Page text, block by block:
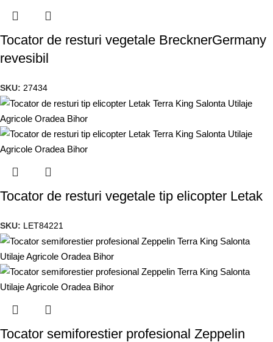
Tocator de resturi vegetale BrecknerGermany
revesibil
SKU: 27434
Tocator de resturi vegetale tip elicopter Letak
SKU: LET84221
Tocator semiforestier profesional Zeppelin